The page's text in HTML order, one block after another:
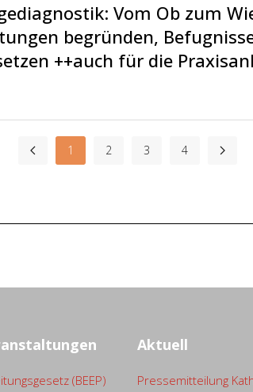
Vom Ob zum
begründen,
++auch für die
1 2 3 4
(BEEP)
Aktuell
Pressemitteilung